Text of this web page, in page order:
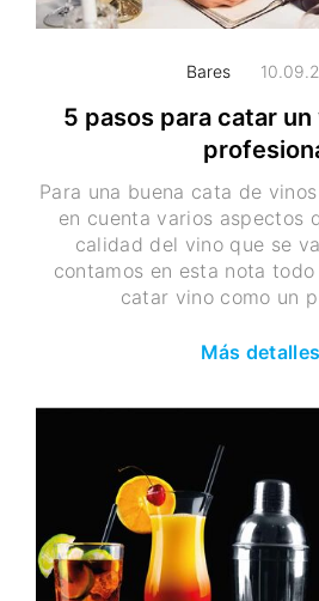
Bares
5 pasos para catar
Para una buena cata de
en cuenta varios aspectos
calidad del vino que se
contamos en esta nota
catar vino como un
Más detalles